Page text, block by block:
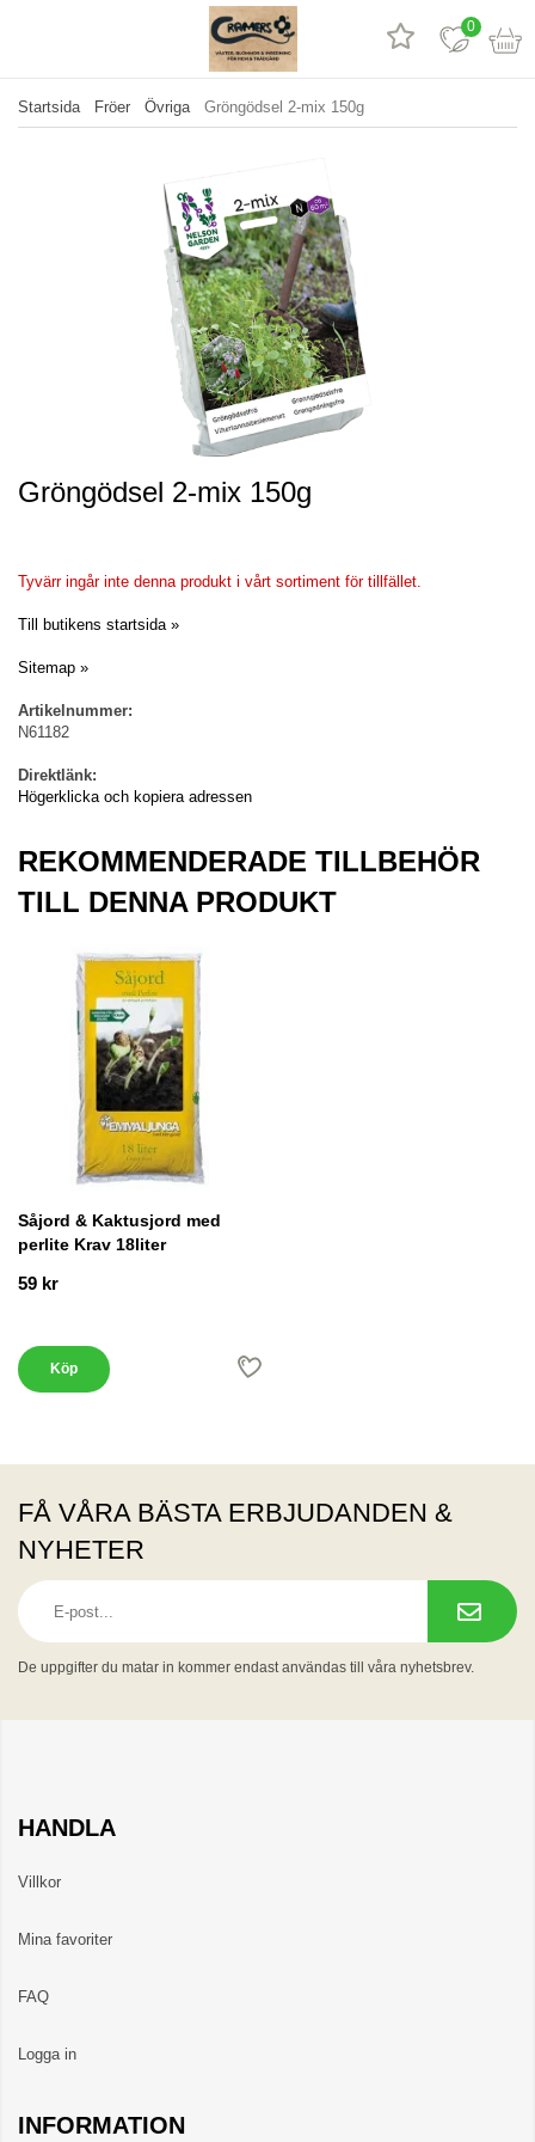
0
Startsida Fröer Övriga Gröngödsel 2-mix 150g
Gröngödsel 2-mix 150g
Tyvärr ingår inte denna produkt i vårt sortiment för tillfället.
Till butikens startsida »
Sitemap »
Artikelnummer:
N61182
Direktlänk:
Högerklicka och kopiera adressen
REKOMMENDERADE TILLBEHÖR
TILL DENNA PRODUKT
Såjord & Kaktusjord med
perlite Krav 18liter
59 kr
Köp
FÅ VÅRA BÄSTA ERBJUDANDEN &
NYHETER
De uppgifter du matar in kommer endast användas till våra nyhetsbrev.
HANDLA
Villkor
Mina favoriter
FAQ
Logga in
INFORMATION